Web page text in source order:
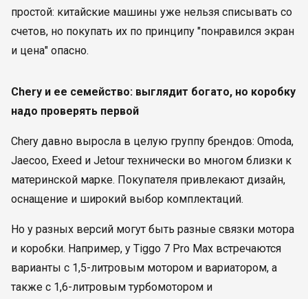
простой: китайские машины уже нельзя списывать со
счетов, но покупать их по принципу "понравился экран
и цена" опасно.
Chery и ее семейство: выглядит богато, но коробку
надо проверять первой
Chery давно выросла в целую группу брендов: Omoda,
Jaecoo, Exeed и Jetour технически во многом близки к
материнской марке. Покупателя привлекают дизайн,
оснащение и широкий выбор комплектаций.
Но у разных версий могут быть разные связки мотора
и коробки. Например, у Tiggo 7 Pro Max встречаются
варианты с 1,5-литровым мотором и вариатором, а
также с 1,6-литровым турбомотором и